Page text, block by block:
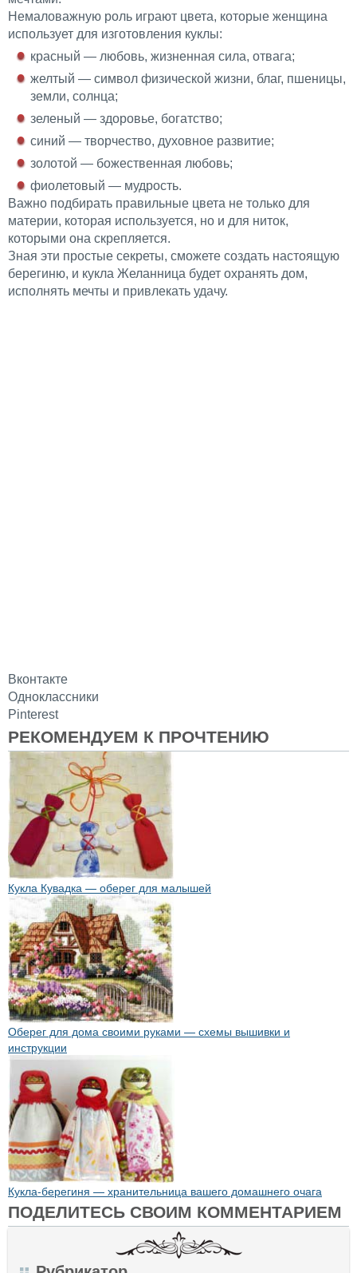
Немаловажную роль играют цвета, которые женщина
использует для изготовления куклы:
красный — любовь, жизненная сила, отвага;
желтый — символ физической жизни, благ, пшеницы,
земли, солнца;
зеленый — здоровье, богатство;
синий — творчество, духовное развитие;
золотой — божественная любовь;
фиолетовый — мудрость.
Важно подбирать правильные цвета не только для
материи, которая используется, но и для ниток,
которыми она скрепляется.
Зная эти простые секреты, сможете создать настоящую
берегиню, и кукла Желанница будет охранять дом,
исполнять мечты и привлекать удачу.
Вконтакте
Одноклассники
Pinterest
РЕКОМЕНДУЕМ К ПРОЧТЕНИЮ
Кукла Кувадка — оберег для малышей
Оберег для дома своими руками — схемы вышивки и
инструкции
Кукла-берегиня — хранительница вашего домашнего очага
ПОДЕЛИТЕСЬ СВОИМ КОММЕНТАРИЕМ